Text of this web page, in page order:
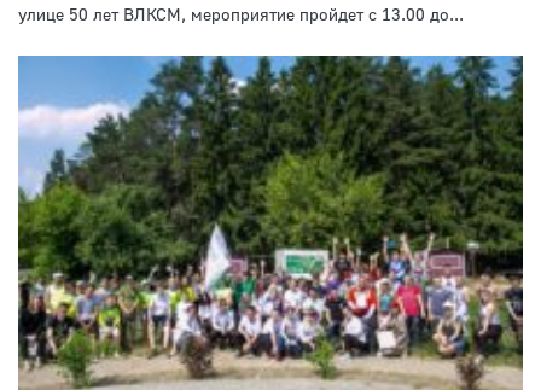
улице 50 лет ВЛКСМ, мероприятие пройдет с 13.00 до...